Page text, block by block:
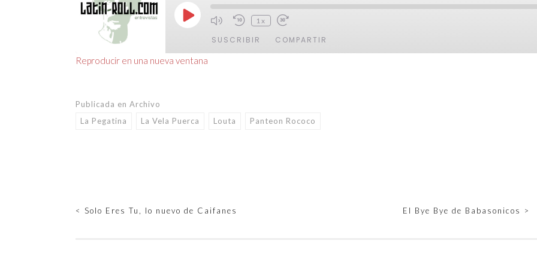
Reproducir
episodio
1x
SUSCRIBIR COMPARTIR
ENLACE
INCRUSTAR
Reproducir en una nueva ventana
Publicada en Archivo
La Pegatina
La Vela Puerca Louta Panteon Rococo
Navegación
< Solo Eres Tu, lo nuevo de Caifanes El Bye Bye de Babasonicos >